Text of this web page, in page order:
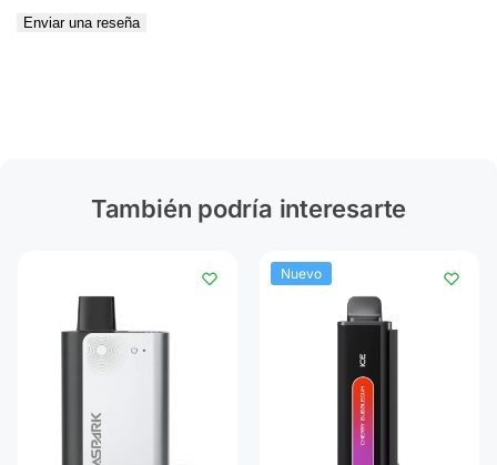
Enviar una reseña
También podría interesarte
Nuevo